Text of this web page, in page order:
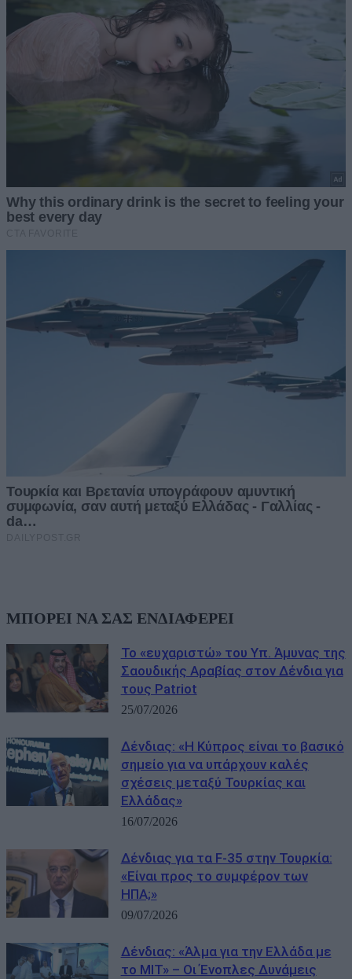
ΜΠΟΡΕΙ ΝΑ ΣΑΣ ΕΝΔΙΑΦΕΡΕΙ
Το «ευχαριστώ» του Υπ. Άμυνας της
Σαουδικής Αραβίας στον Δένδια για
τους Patriot
25/07/2026
Δένδιας: «Η Κύπρος είναι το βασικό
σημείο για να υπάρχουν καλές
σχέσεις μεταξύ Τουρκίας και
Ελλάδας»
16/07/2026
Δένδιας για τα F-35 στην Τουρκία:
«Είναι προς το συμφέρον των
ΗΠΑ;»
09/07/2026
Δένδιας: «Άλμα για την Ελλάδα με
το MIT» – Οι Ένοπλες Δυνάμεις